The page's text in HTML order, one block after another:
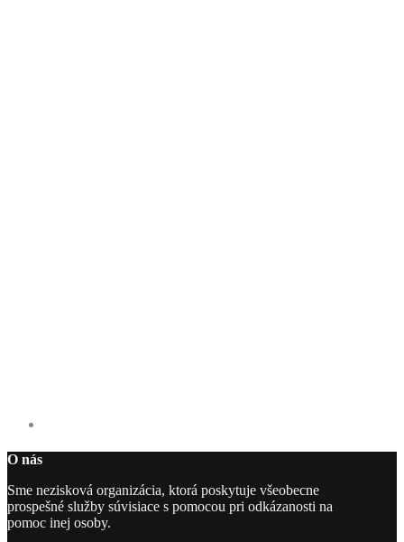
O nás
Sme nezisková organizácia, ktorá poskytuje všeobecne
prospešné služby súvisiace s pomocou pri odkázanosti na
pomoc inej osoby.